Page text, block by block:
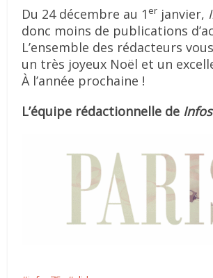
Du 24 décembre au 1er janvier,
donc moins de publications
L’ensemble des rédacteurs
un très joyeux Noël et un
À l’année prochaine !
L’équipe rédactionnelle de